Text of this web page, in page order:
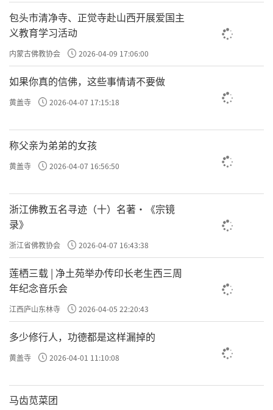
包头市清净寺、正觉寺赴山西开展爱国主
义教育学习活动
内蒙古佛教协会 2026-04-09 17:06:00
如果你真的信佛，这些事情请不要做
黄盖寺 2026-04-07 17:15:18
称父亲为弟弟的女孩
黄盖寺 2026-04-07 16:56:50
浙江佛教五名寻迹（十）名著·《宗镜
录》
浙江省佛教协会 2026-04-07 16:43:38
莲栖三载 | 净土苑举办传印长老生西三周
年纪念音乐会
江西庐山东林寺 2026-04-05 22:20:43
多少修行人，功德都是这样漏掉的
黄盖寺 2026-04-01 11:10:08
马齿苋菜团